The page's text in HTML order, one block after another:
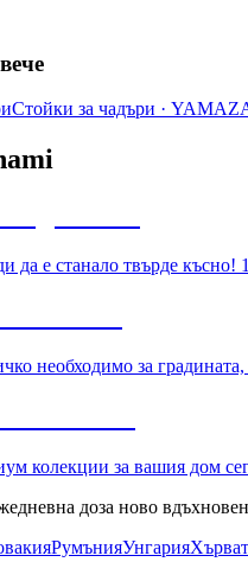
Стойки за чадъри ·
да е станало твърде късно!
необходимо за градината,
колекции за вашия дом
доза ново
РумънияУнгария